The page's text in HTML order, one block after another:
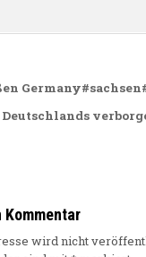
Kommentar
wird nicht